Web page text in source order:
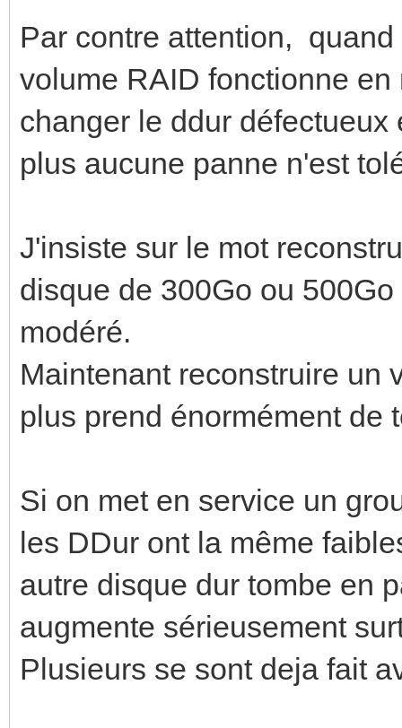
Par contre attention,
volume RAID fonctionne
changer le ddur
plus aucune panne n'est
J'insiste sur le mot
disque de 300Go ou
modéré.
Maintenant reconstruire un
plus prend énormément de
Si on met en service un
les DDur ont la même
autre disque dur tombe en
augmente sérieusement
Plusieurs se sont deja fait